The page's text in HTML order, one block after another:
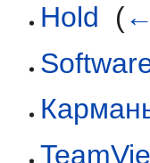
Hold
(